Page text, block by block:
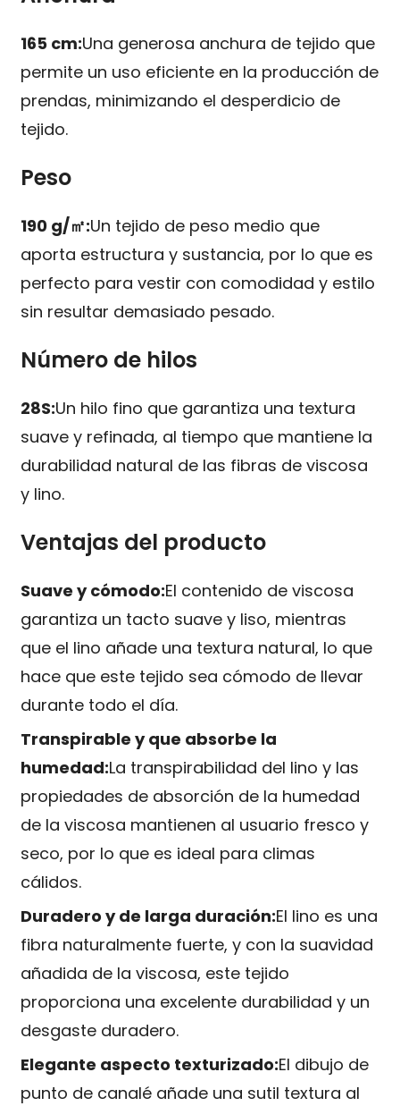
165 cm:Una generosa anchura de tejido que
permite un uso eficiente en la producción de
prendas, minimizando el desperdicio de
tejido.
Peso
190 g/㎡:Un tejido de peso medio que
aporta estructura y sustancia, por lo que es
perfecto para vestir con comodidad y estilo
sin resultar demasiado pesado.
Número de hilos
28S:Un hilo fino que garantiza una textura
suave y refinada, al tiempo que mantiene la
durabilidad natural de las fibras de viscosa
y lino.
Ventajas del producto
Suave y cómodo:El contenido de viscosa
garantiza un tacto suave y liso, mientras
que el lino añade una textura natural, lo que
hace que este tejido sea cómodo de llevar
durante todo el día.
Transpirable y que absorbe la
humedad:La transpirabilidad del lino y las
propiedades de absorción de la humedad
de la viscosa mantienen al usuario fresco y
seco, por lo que es ideal para climas
cálidos.
Duradero y de larga duración:El lino es una
fibra naturalmente fuerte, y con la suavidad
añadida de la viscosa, este tejido
proporciona una excelente durabilidad y un
desgaste duradero.
Elegante aspecto texturizado:El dibujo de
punto de canalé añade una sutil textura al